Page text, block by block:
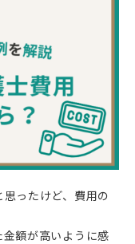
思ったけど、費用の
金額が高いように感